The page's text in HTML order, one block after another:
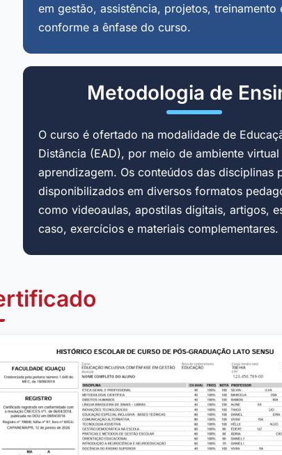
em gestão, assistência, projetos, treinamento
conforme a ênfase do curso.
Metodologia de
O curso é ofertado na modalidade de
Distância (EAD), por meio de ambiente virtual
aprendizagem. Os conteúdos das disciplinas
disponibilizados em diversos formatos
como videoaulas, apostilas digitais, artigos,
caso, exercícios e materiais complementares.